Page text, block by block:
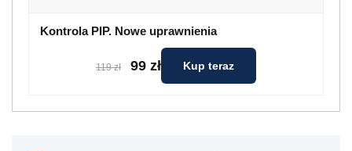
Kontrola PIP. Nowe uprawnienia
119 zł 99 zł Kup teraz